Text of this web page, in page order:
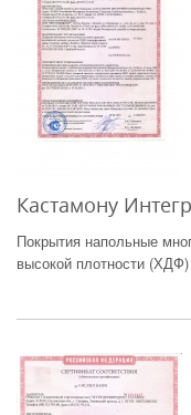
Кастамону
Покрытия напольные
высокой плотности